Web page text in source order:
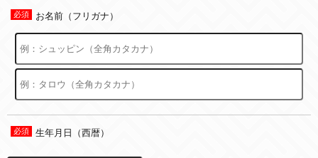
お名前（フリガナ）
生年月日（西暦）